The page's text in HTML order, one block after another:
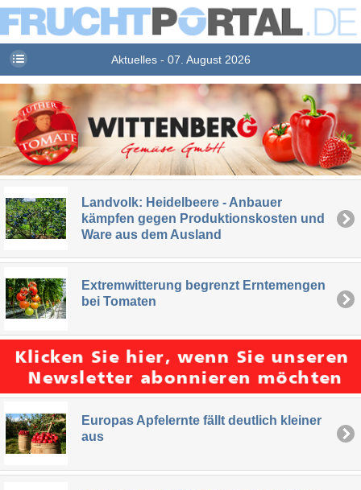
Aktuelles - 07. August 2026
Landvolk: Heidelbeere - Anbauer
kämpfen gegen Produktionskosten und
Ware aus dem Ausland
Extremwitterung begrenzt Erntemengen
bei Tomaten
Europas Apfelernte fällt deutlich kleiner
aus